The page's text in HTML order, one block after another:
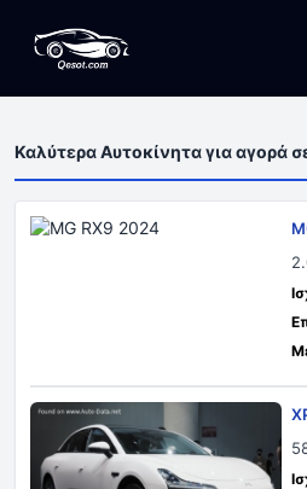
Καλύτερα Αυτοκίνητα για αγορά